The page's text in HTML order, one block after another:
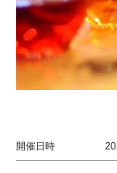
開催日時